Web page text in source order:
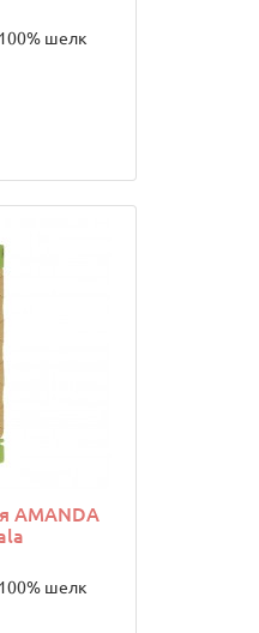
100% шелк
AMANDA
100% шелк